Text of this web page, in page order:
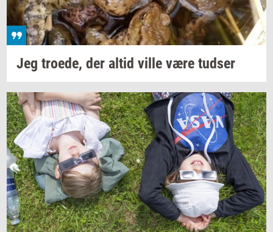
Jeg tro­e­de, der altid ville være tud­ser